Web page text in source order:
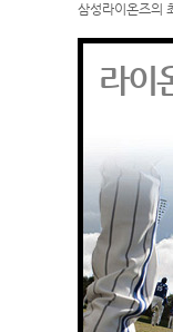
삼성라이온즈의
라이